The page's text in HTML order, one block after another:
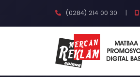
(0284) 214 00 30 |